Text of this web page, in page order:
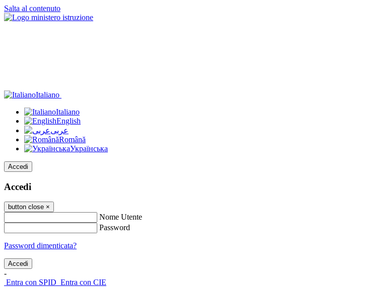
Salta al contenuto
Italiano
Italiano
English
عربى
Română
Українська
Accedi
Accedi
button close ×
Nome Utente
Password
Password dimenticata?
-
Entra con SPID Entra con CIE